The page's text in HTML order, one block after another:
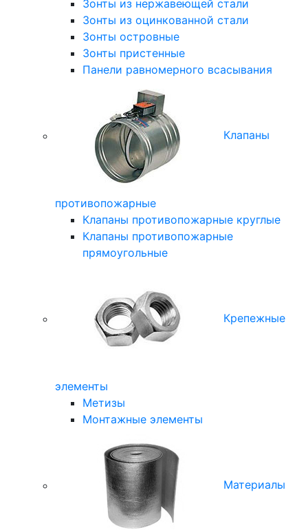
Зонты из нержавеющей стали
Зонты из оцинкованной стали
Зонты островные
Зонты пристенные
Панели равномерного всасывания
Клапаны
противопожарные
Клапаны противопожарные круглые
Клапаны противопожарные
прямоугольные
Крепежные
элементы
Метизы
Монтажные элементы
Материалы